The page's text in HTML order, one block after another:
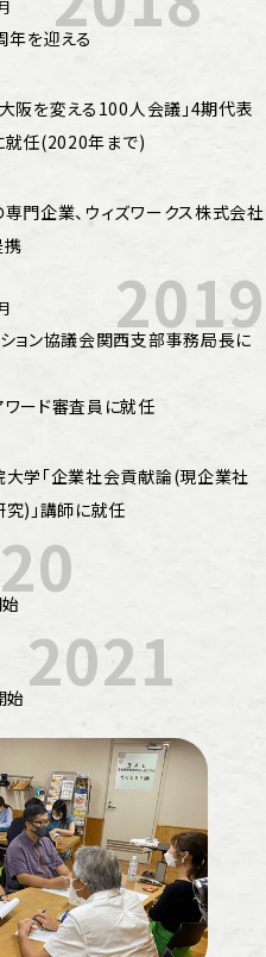
年を迎える
阪を変える100人会議」4期代表
就任(2020年まで)
門企業、ウィズワークス株式会社
携
2019
ョン協議会関⻄⽀部事務局長に
ード審査員に就任
学「企業社会貢献論(現企業社
)」講師に就任
2021
始